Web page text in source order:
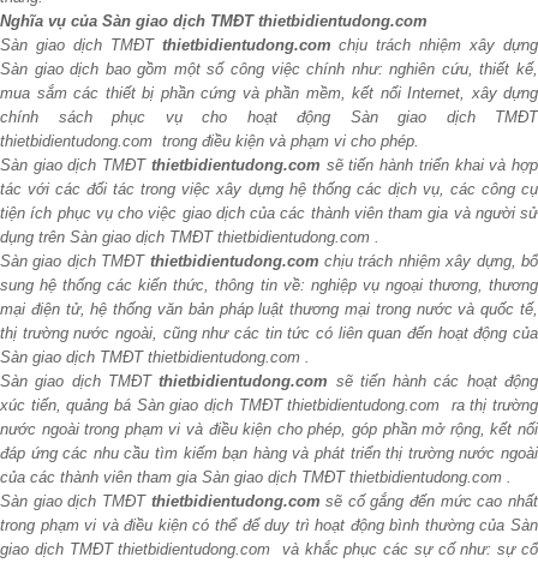
Nghĩa vụ của Sàn giao dịch TMĐT thietbidientudong.com
Sàn giao dịch TMĐT thietbidientudong.comchịu trách nhiệm xây dựng
Sàn giao dịch bao gồm một số công việc chính như: nghiên cứu, thiết kế,
mua sắm các thiết bị phần cứng và phần mềm, kết nối Internet, xây dựng
chính sách phục vụ cho hoạt động Sàn giao dịch TMĐT
thietbidientudong.com trong điều kiện và phạm vi cho phép.
Sàn giao dịch TMĐT thietbidientudong.com sẽ tiến hành triển khai và hợp
tác với các đối tác trong việc xây dựng hệ thống các dịch vụ, các công cụ
tiện ích phục vụ cho việc giao dịch của các thành viên tham gia và người sử
dụng trên Sàn giao dịch TMĐT thietbidientudong.com .
Sàn giao dịch TMĐT thietbidientudong.comchịu trách nhiệm xây dựng, bổ
sung hệ thống các kiến thức, thông tin về: nghiệp vụ ngoại thương, thương
mại điện tử, hệ thống văn bản pháp luật thương mại trong nước và quốc tế,
thị trường nước ngoài, cũng như các tin tức có liên quan đến hoạt động của
Sàn giao dịch TMĐT thietbidientudong.com .
Sàn giao dịch TMĐTthietbidientudong.com sẽ tiến hành các hoạt động
xúc tiến, quảng bá Sàn giao dịch TMĐT thietbidientudong.com ra thị trường
nước ngoài trong phạm vi và điều kiện cho phép, góp phần mở rộng, kết nối
đáp ứng các nhu cầu tìm kiếm bạn hàng và phát triển thị trường nước ngoài
của các thành viên tham gia Sàn giao dịch TMĐT thietbidientudong.com .
Sàn giao dịch TMĐT thietbidientudong.comsẽ cố gắng đến mức cao nhất
trong phạm vi và điều kiện có thể để duy trì hoạt động bình thường của Sàn
giao dịch TMĐT thietbidientudong.com và khắc phục các sự cố như: sự cố